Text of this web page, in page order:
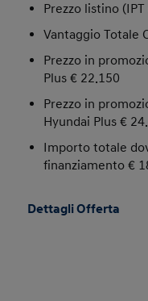
Prezzo listino
Vantaggio Totale
Prezzo in
Plus € 22.150
Prezzo in
Hyundai Plus €
Importo totale
finanziamento €
Dettagli Offerta